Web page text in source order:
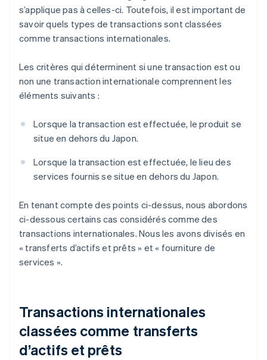
s’applique pas à celles-ci. Toutefois, il est important de
savoir quels types de transactions sont classées
comme transactions internationales.
Les critères qui déterminent si une transaction est ou
non une transaction internationale comprennent les
éléments suivants :
Lorsque la transaction est effectuée, le produit se
situe en dehors du Japon.
Lorsque la transaction est effectuée, le lieu des
services fournis se situe en dehors du Japon.
En tenant compte des points ci-dessus, nous abordons
ci-dessous certains cas considérés comme des
transactions internationales. Nous les avons divisés en
« transferts d’actifs et prêts » et « fourniture de
services ».
Transactions internationales
classées comme transferts
d’actifs et prêts